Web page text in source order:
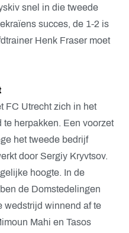
snel in die tweede
succes, de 1-2 is
Henk Fraser moet
FC Utrecht zich in het
te herpakken. Een voorzet
het tweede bedrijf
door Sergiy Kryvtsov.
hoogte. In de
de Domstedelingen
wedstrijd winnend af te
Mahi en Tasos